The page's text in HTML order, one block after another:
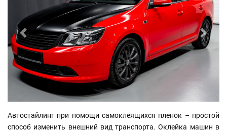
назад вперед
Автостайлинг при помощи самоклеящихся пленок – простой
способ изменить внешний вид транспорта. Оклейка машин в